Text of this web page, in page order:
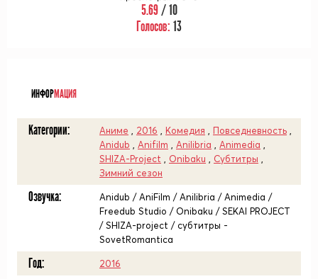
5.69/ 10
Голосов: 13
ИНФОРМАЦИЯ
Категории: Аниме 2016 Комедия Повседневность
Anidub
Anifilm Anilibria Animedia
SHIZA-Project
Onibaku Субтитры
Зимний сезон
Озвучка:
Anidub / AniFilm / Anilibria / Animedia /
Freedub Studio / Onibaku / SEKAI PROJECT
/ SHIZA-project / субтитры -
SovetRomantica
Год: 2016